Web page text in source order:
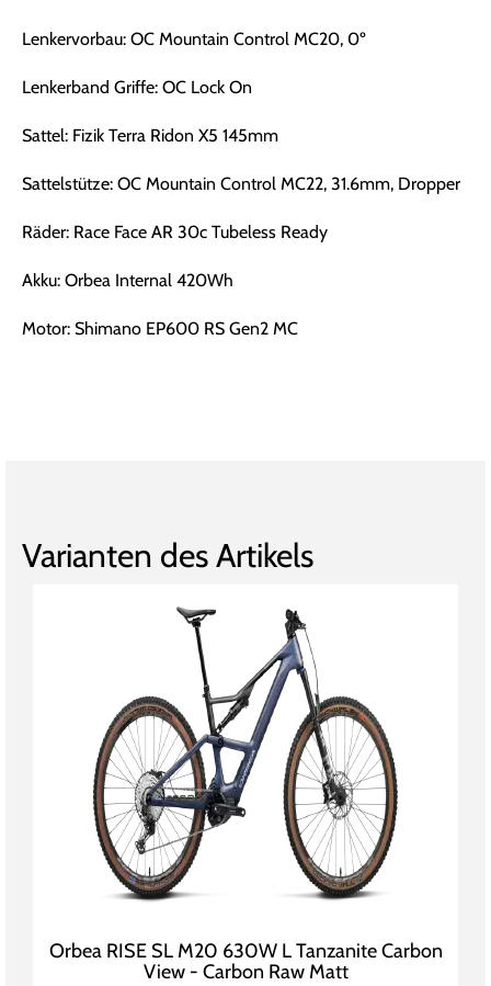
Lenkervorbau: OC Mountain Control MC20, 0º
Lenkerband Griffe: OC Lock On
Sattel: Fizik Terra Ridon X5 145mm
Sattelstütze: OC Mountain Control MC22, 31.6mm, Dropper
Räder: Race Face AR 30c Tubeless Ready
Akku: Orbea Internal 420Wh
Motor: Shimano EP600 RS Gen2 MC
Varianten des Artikels
Orbea RISE SL M20 630W L Tanzanite Carbon
View - Carbon Raw Matt